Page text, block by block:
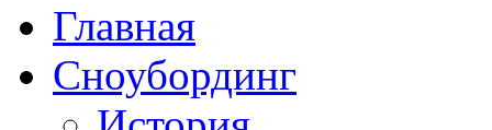
Главная
Сноубординг